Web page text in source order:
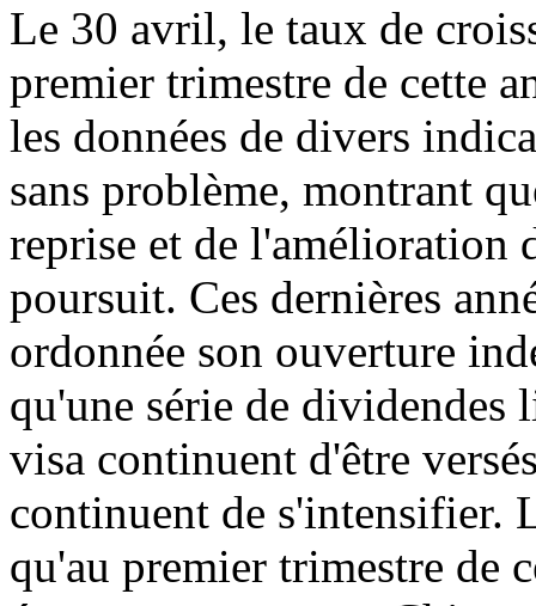
Le 30 avril, le taux de
premier trimestre de cette
les données de divers
sans problème, montrant
reprise et de l'amélioration
poursuit. Ces dernières
ordonnée son ouverture
qu'une série de
visa continuent d'être
continuent de s'intensifier.
qu'au premier trimestre de